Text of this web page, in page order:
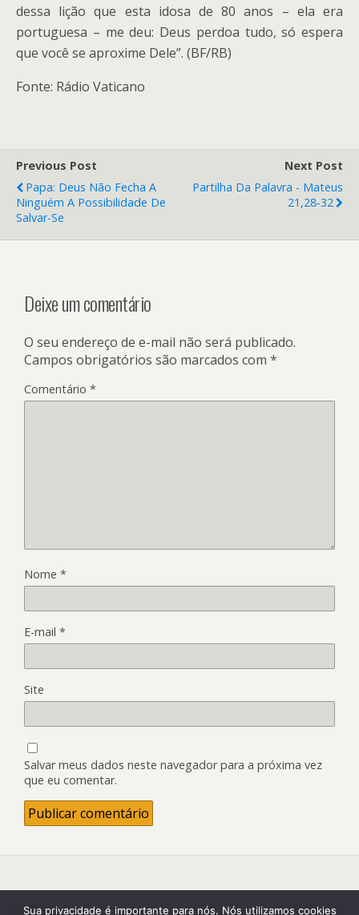
dessa lição que esta idosa de 80 anos – ela era
portuguesa – me deu: Deus perdoa tudo, só espera
que você se aproxime Dele”. (BF/RB)
Fonte: Rádio Vaticano
Previous Post
Papa: Deus Não Fecha A
Ninguém A Possibilidade De
Salvar-Se
Next Post
Partilha Da Palavra - Mateus
21,28-32
Deixe um comentário
O seu endereço de e-mail não será publicado.
Campos obrigatórios são marcados com *
Comentário *
Nome *
E-mail *
Site
Salvar meus dados neste navegador para a próxima vez
que eu comentar.
Back to top
Sua privacidade é importante para nós. Nós utilizamos cookies